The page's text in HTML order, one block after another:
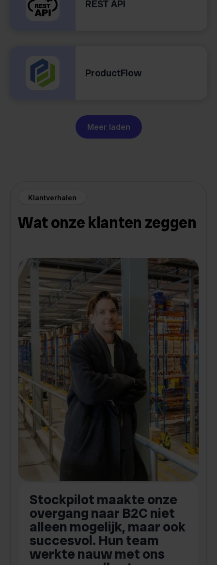
REST API
ProductFlow
Meer laden
Klantverhalen
Wat onze klanten zeggen
Stockpilot maakte onze
overgang naar B2C niet
alleen mogelijk, maar ook
succesvol. Hun team
werkte nauw met ons